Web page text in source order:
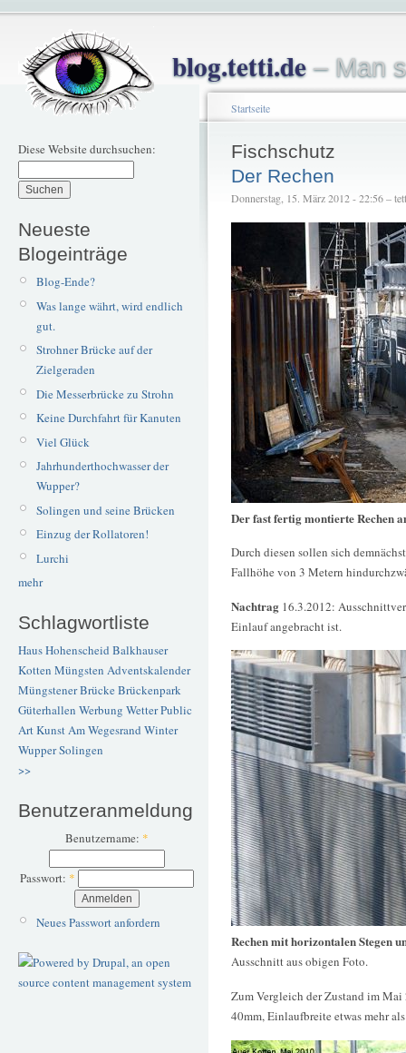
blog.tetti.de– Man
Diese Website durchsuchen:
Neueste
Blogeinträge
Blog-Ende?
Was lange währt, wird endlich
gut.
Strohner Brücke auf der
Zielgeraden
Die Messerbrücke zu Strohn
Keine Durchfahrt für Kanuten
Viel Glück
Jahrhunderthochwasser der
Wupper?
Solingen und seine Brücken
Einzug der Rollatoren!
Lurchi
mehr
Schlagwortliste
Haus Hohenscheid Balkhauser
Kotten Müngsten Adventskalender
Müngstener BrückeBrückenpark
Güterhallen Werbung WetterPublic
ArtKunstAm Wegesrand Winter
WupperSolingen
>>
Benutzeranmeldung
Benutzername: *
Passwort: *
Neues Passwort anfordern
Startseite
Fischschutz
Der Rechen
Donnerstag, 15. März 2012 - 22:56 –
Der fast fertig montierte Rechen
Durch diesen sollen sich
Fallhöhe von 3 Metern
Nachtrag 16.3.2012:
Einlauf angebracht ist.
Rechen mit horizontalen Stegen
Ausschnitt aus obigen Foto.
Zum Vergleich der Zustand im
40mm, Einlaufbreite etwas mehr